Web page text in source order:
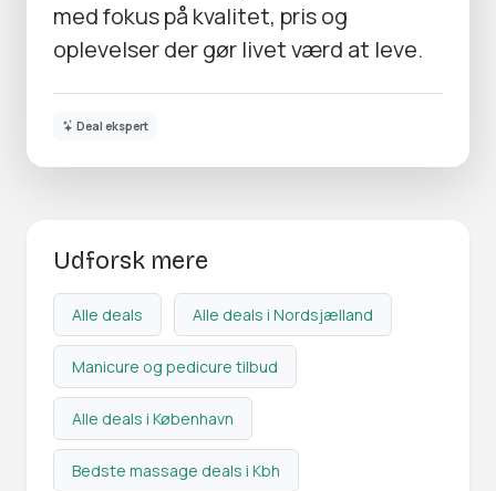
med fokus på kvalitet, pris og
oplevelser der gør livet værd at leve.
Deal ekspert
Udforsk mere
Alle deals Alle deals i Nordsjælland
Manicure og pedicure tilbud
Alle deals i København
Bedste massage deals i Kbh